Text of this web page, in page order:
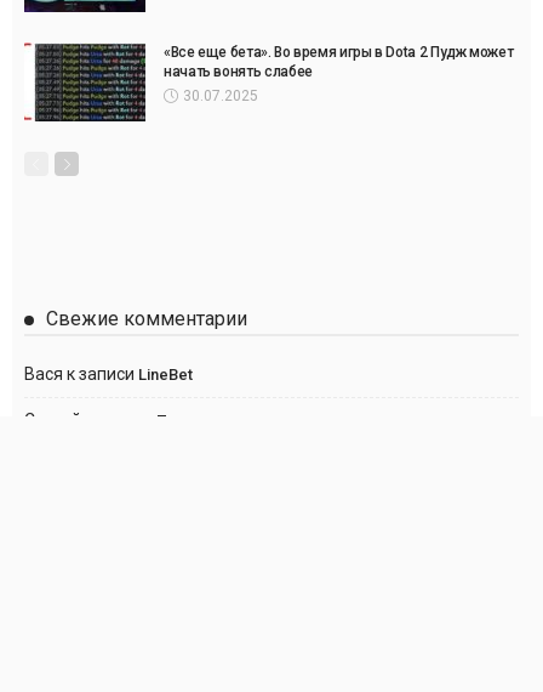
«Все еще бета». Во время игры в Dota 2 Пудж может
начать вонять слабее
30.07.2025
Свежие комментарии
Вася к записи LineBet
Сергей Париматч